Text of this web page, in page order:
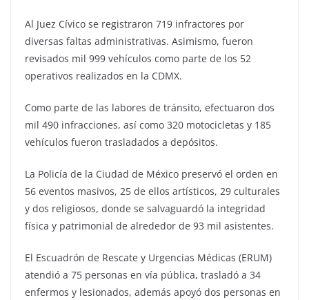
Al Juez Cívico se registraron 719 infractores por
diversas faltas administrativas. Asimismo, fueron
revisados mil 999 vehículos como parte de los 52
operativos realizados en la CDMX.
Como parte de las labores de tránsito, efectuaron dos
mil 490 infracciones, así como 320 motocicletas y 185
vehículos fueron trasladados a depósitos.
La Policía de la Ciudad de México preservó el orden en
56 eventos masivos, 25 de ellos artísticos, 29 culturales
y dos religiosos, donde se salvaguardó la integridad
física y patrimonial de alrededor de 93 mil asistentes.
El Escuadrón de Rescate y Urgencias Médicas (ERUM)
atendió a 75 personas en vía pública, trasladó a 34
enfermos y lesionados, además apoyó dos personas en